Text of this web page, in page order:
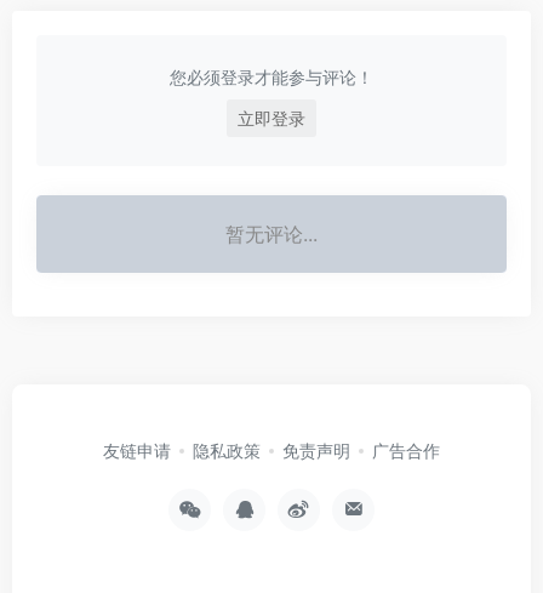
您必须登录才能参与评论！
立即登录
暂无评论...
友链申请 隐私政策 免责声明 广告合作